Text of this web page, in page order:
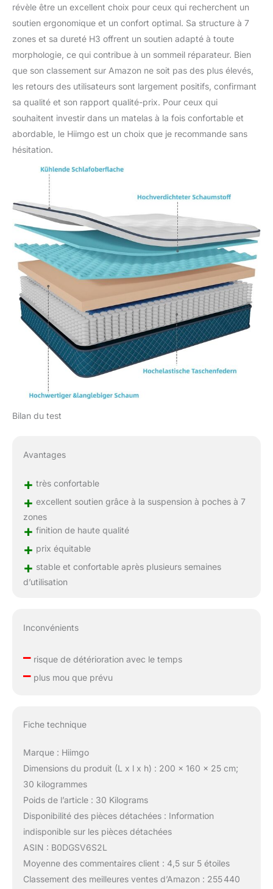
révèle être un excellent choix pour ceux qui recherchent un
soutien ergonomique et un confort optimal. Sa structure à 7
zones et sa dureté H3 offrent un soutien adapté à toute
morphologie, ce qui contribue à un sommeil réparateur. Bien
que son classement sur Amazon ne soit pas des plus élevés,
les retours des utilisateurs sont largement positifs, confirmant
sa qualité et son rapport qualité-prix. Pour ceux qui
souhaitent investir dans un matelas à la fois confortable et
abordable, le Hiimgo est un choix que je recommande sans
hésitation.
Bilan du test
Avantages
+ très confortable
+ excellent soutien grâce à la suspension à poches à 7
zones
+ finition de haute qualité
+ prix équitable
+ stable et confortable après plusieurs semaines
d’utilisation
Inconvénients
–risque de détérioration avec le temps
–plus mou que prévu
Fiche technique
Marque : Hiimgo
Dimensions du produit (L x l x h) : 200 x 160 x 25 cm;
30 kilogrammes
Poids de l’article : 30 Kilograms
Disponibilité des pièces détachées : Information
indisponible sur les pièces détachées
ASIN : B0DGSV6S2L
Moyenne des commentaires client : 4,5 sur 5 étoiles
Classement des meilleures ventes d’Amazon : 255 440